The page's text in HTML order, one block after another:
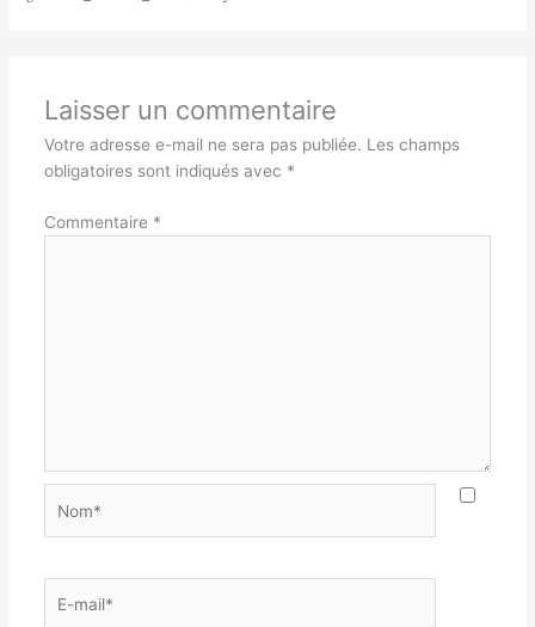
Laisser un commentaire
Votre adresse e-mail ne sera pas publiée. Les champs
obligatoires sont indiqués avec *
Commentaire *
mail*